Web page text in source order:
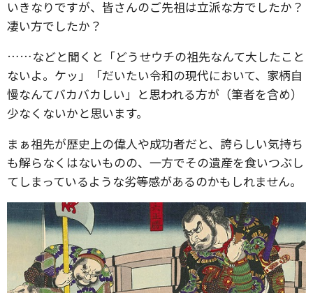
いきなりですが、皆さんのご先祖は立派な方でしたか？
凄い方でしたか？
……などと聞くと「どうせウチの祖先なんて大したこと
ないよ。ケッ」「だいたい令和の現代において、家柄自
慢なんてバカバカしい」と思われる方が（筆者を含め）
少なくないかと思います。
まぁ祖先が歴史上の偉人や成功者だと、誇らしい気持ち
も解らなくはないものの、一方でその遺産を食いつぶし
てしまっているような劣等感があるのかもしれません。